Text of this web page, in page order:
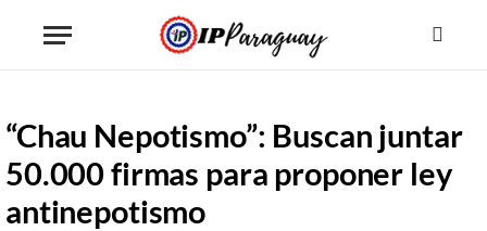
“Chau Nepotismo”: Buscan juntar
50.000 firmas para proponer ley
antinepotismo